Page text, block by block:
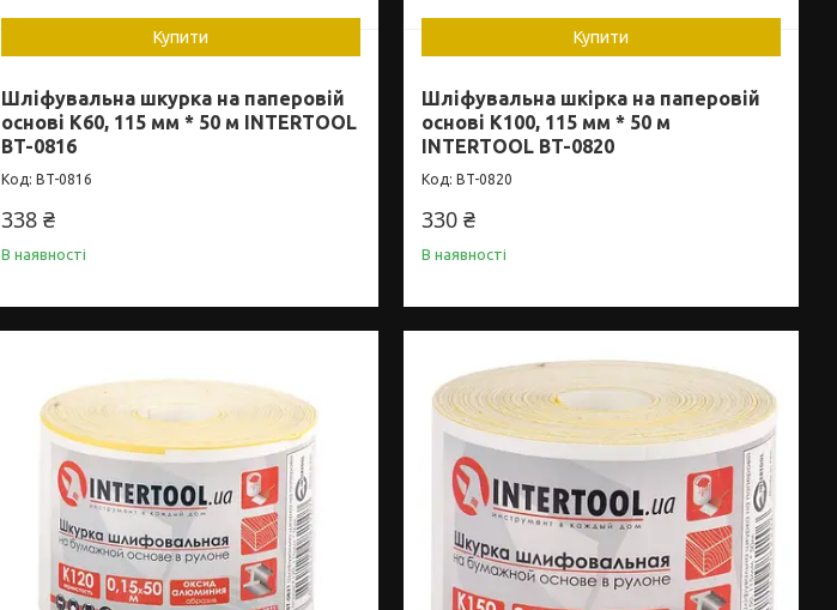
Купити
Шліфувальна шкурка на паперовій
основі К60, 115 мм * 50 м INTERTOOL
BT-0816
BT-0816
338 ₴
В наявності
Купити
Шліфувальна шкірка на паперовій
основі К100, 115 мм * 50 м
INTERTOOL BT-0820
BT-0820
330 ₴
В наявності